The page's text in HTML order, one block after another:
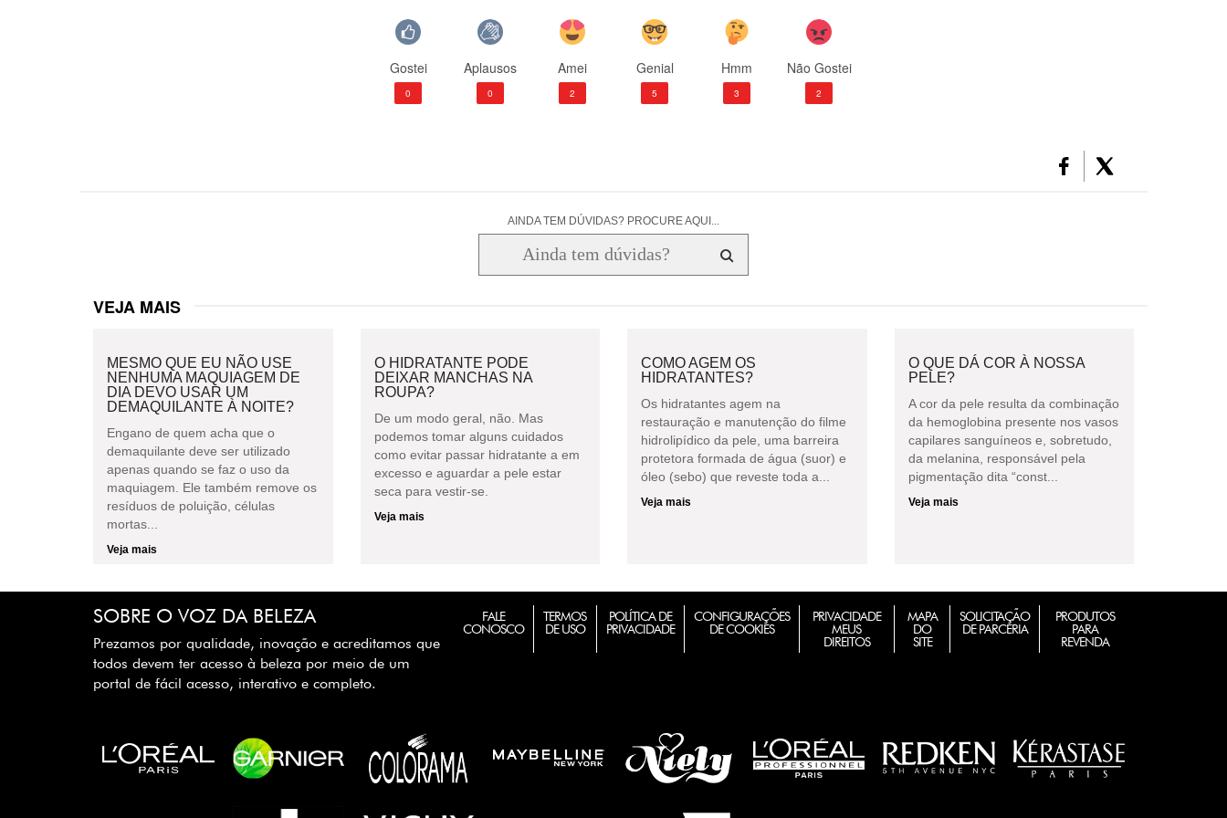
Gostei
0
Aplausos
0
Amei
2
Genial
5
Hmm
3
Não Gostei
2
AINDA TEM DÚVIDAS? PROCURE AQUI...
VEJA MAIS
MESMO QUE EU NÃO USE
NENHUMA MAQUIAGEM DE
DIA DEVO USAR UM
DEMAQUILANTE À NOITE?
Engano de quem acha que o
demaquilante deve ser utilizado
apenas quando se faz o uso da
maquiagem. Ele também remove os
resíduos de poluição, células
mortas...
Veja mais
O HIDRATANTE PODE
DEIXAR MANCHAS NA
ROUPA?
De um modo geral, não. Mas
podemos tomar alguns cuidados
como evitar passar hidratante a em
excesso e aguardar a pele estar
seca para vestir-se.
Veja mais
COMO AGEM OS
HIDRATANTES?
Os hidratantes agem na
restauração e manutenção do filme
hidrolipídico da pele, uma barreira
protetora formada de água (suor) e
óleo (sebo) que reveste toda a...
Veja mais
O QUE DÁ COR À NOSSA
PELE?
A cor da pele resulta da combinação
da hemoglobina presente nos vasos
capilares sanguíneos e, sobretudo,
da melanina, responsável pela
pigmentação dita “const...
Veja mais
SOBRE O VOZ DA BELEZA
Prezamos por qualidade, inovação e acreditamos que
todos devem ter acesso à beleza por meio de um
portal de fácil acesso, interativo e completo.
FALE
CONOSCO
TERMOS
DE USO
POLÍTICA DE
PRIVACIDADE
CONFIGURAÇÕES
DE COOKIES
PRIVACIDADE
MEUS
DIREITOS
MAPA
DO
SITE
SOLICITAÇÃO
DE PARCERIA
PRODUTOS
PARA
REVENDA